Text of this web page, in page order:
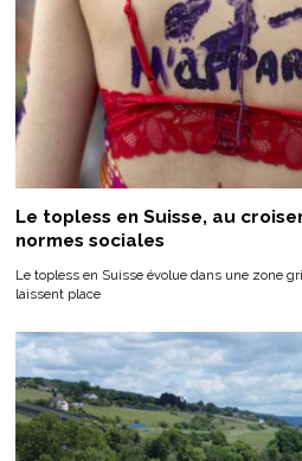
Le topless en Suisse, au
normes sociales
Le topless en Suisse évolue dans une zone
laissent place